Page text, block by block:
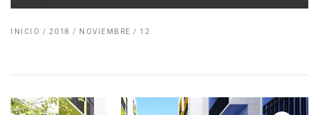
INICIO / 2018 / NOVIEMBRE / 12